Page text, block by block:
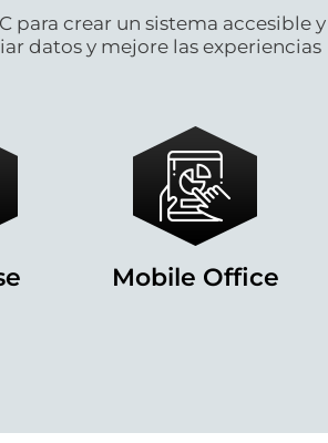
para crear un sistema accesible y
datos y mejore las experiencias
Mobile Office